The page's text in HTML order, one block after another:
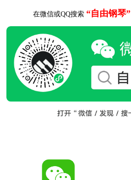
在微信或QQ搜索 “自由钢琴”